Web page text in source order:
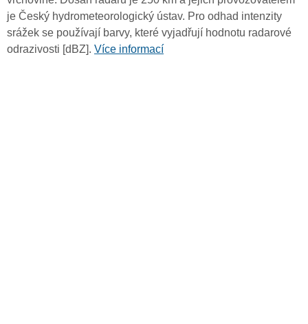
je Český hydrometeorologický ústav. Pro odhad intenzity
srážek se používají barvy, které vyjadřují hodnotu radarové
odrazivosti [dBZ]. Více informací